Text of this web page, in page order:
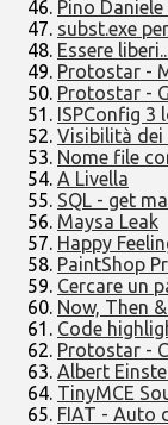
Pino
subst.exe
Essere
Protostar -
Protostar -
ISPConfig
Visibilità dei
Nome file
A Livella
SQL - get
Maysa Leak
Happy
PaintShop
Cercare un
Now, Then
Code
Protostar -
Albert
TinyMCE
FIAT - Auto